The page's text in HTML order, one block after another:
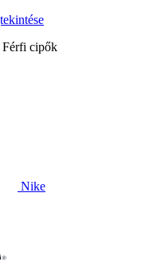
Férfi cipők
Nike